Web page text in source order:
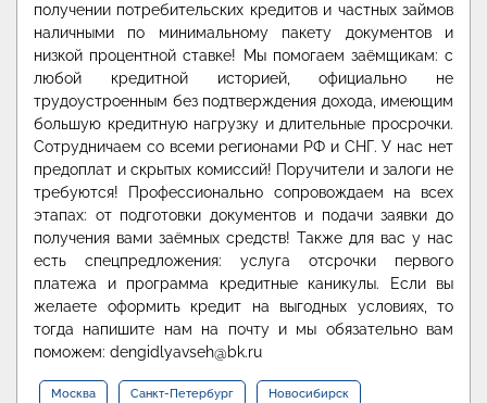
получении потребительских кредитов и частных займов
наличными по минимальному пакету документов и
низкой процентной ставке! Мы помогаем заёмщикам: с
любой кредитной историей, официально не
трудоустроенным без подтверждения дохода, имеющим
большую кредитную нагрузку и длительные просрочки.
Сотрудничаем со всеми регионами РФ и СНГ. У нас нет
предоплат и скрытых комиссий! Поручители и залоги не
требуются! Профессионально сопровождаем на всех
этапах: от подготовки документов и подачи заявки до
получения вами заёмных средств! Также для вас у нас
есть спецпредложения: услуга отсрочки первого
платежа и программа кредитные каникулы. Если вы
желаете оформить кредит на выгодных условиях, то
тогда напишите нам на почту и мы обязательно вам
поможем: dengidlyavseh@bk.ru
Москва Санкт-Петербург Новосибирск